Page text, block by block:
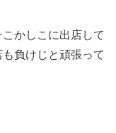
かしこに出店して
負けじと頑張って